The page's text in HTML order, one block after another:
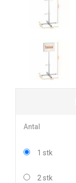
Antal
1 stk
2 stk